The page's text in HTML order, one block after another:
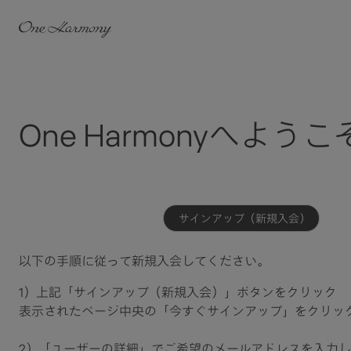
One Harmonyへようこ
サインアップ（新規入会）
以下の手順に従って新規入会してください。​
1）上記「サインアップ（新規入会）」ボタンをクリック​
表示されたページ中央の「今すぐサインアップ」をクリッ